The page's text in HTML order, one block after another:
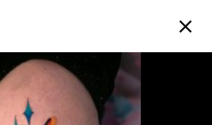
Tatarowa